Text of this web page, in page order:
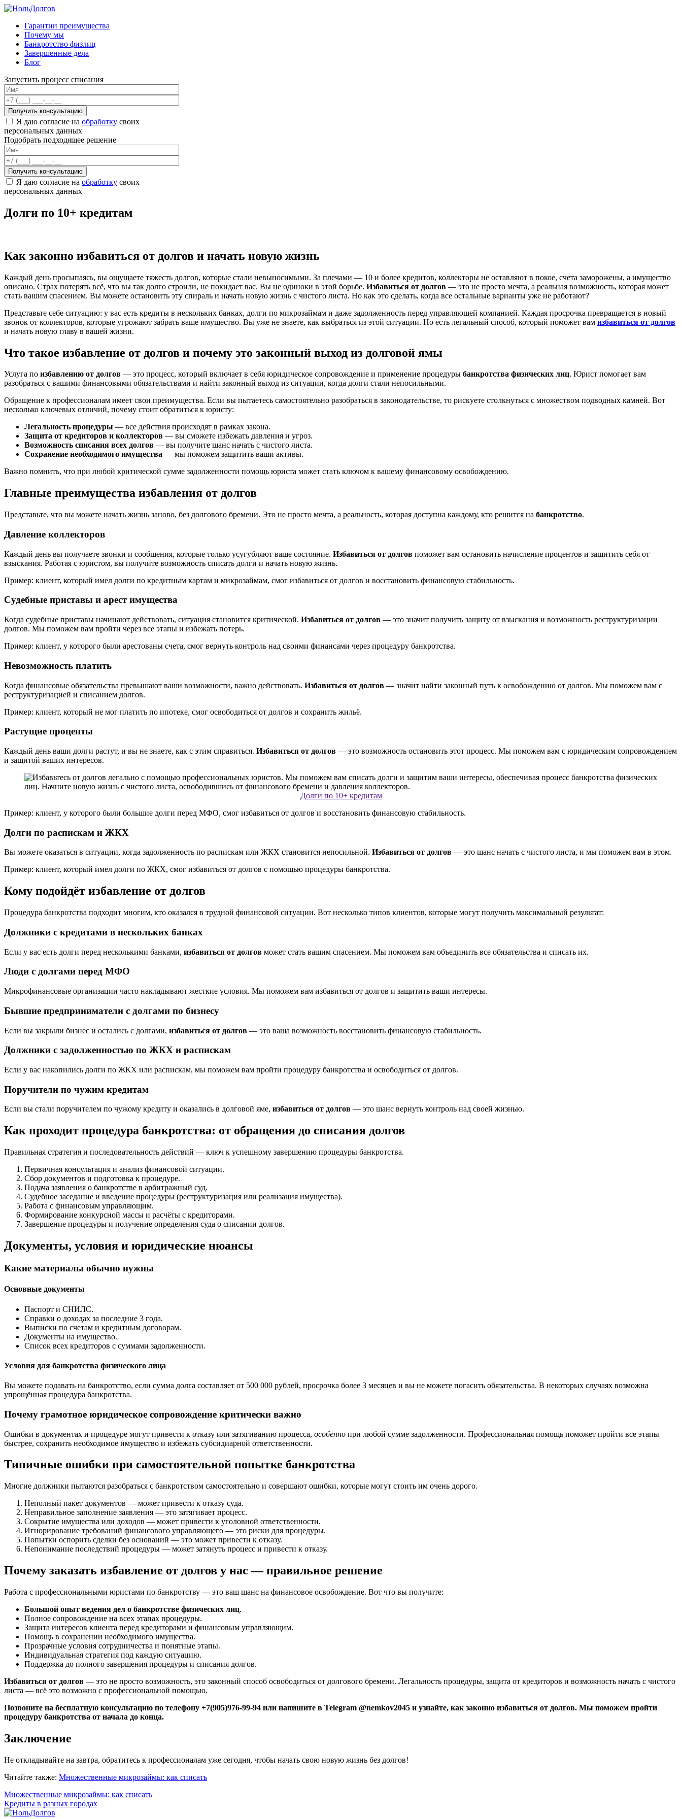
Skip
contentГарантии преимущества
Почему мы
Банкротство физлиц
Завершенные дела
Блог
Запустить процесс списания
Я даю согласие на обработку своих
персональных данных
Подобрать подходящее решение
Я даю согласие на обработку своих
персональных данных
Долги по 10+ кредитам
Как законно избавиться от долгов и начать новую жизнь
Каждый день просыпаясь, вы ощущаете тяжесть долгов, которые стали невыносимыми. За плечами — 10 и более кредитов, коллекторы не оставляют в покое, счета заморожены, а имущество
описано. Страх потерять всё, что вы так долго строили, не покидает вас. Вы не одиноки в этой борьбе. Избавиться от долгов — это не просто мечта, а реальная возможность, которая может
стать вашим спасением. Вы можете остановить эту спираль и начать новую жизнь с чистого листа. Но как это сделать, когда все остальные варианты уже не работают?
Представьте себе ситуацию: у вас есть кредиты в нескольких банках, долги по микрозаймам и даже задолженность перед управляющей компанией. Каждая просрочка превращается в новый
звонок от коллекторов, которые угрожают забрать ваше имущество. Вы уже не знаете, как выбраться из этой ситуации. Но есть легальный способ, который поможет вам избавиться от долгов
и начать новую главу в вашей жизни.
Что такое избавление от долгов и почему это законный выход из долговой ямы
Услуга по избавлению от долгов — это процесс, который включает в себя юридическое сопровождение и применение процедуры банкротства физических лиц. Юрист помогает вам
разобраться с вашими финансовыми обязательствами и найти законный выход из ситуации, когда долги стали непосильными.
Обращение к профессионалам имеет свои преимущества. Если вы пытаетесь самостоятельно разобраться в законодательстве, то рискуете столкнуться с множеством подводных камней. Вот
несколько ключевых отличий, почему стоит обратиться к юристу:
Легальность процедуры — все действия происходят в рамках закона.
Защита от кредиторов и коллекторов — вы сможете избежать давления и угроз.
Возможность списания всех долгов — вы получите шанс начать с чистого листа.
Сохранение необходимого имущества — мы поможем защитить ваши активы.
Важно помнить, что при любой критической сумме задолженности помощь юриста может стать ключом к вашему финансовому освобождению.
Главные преимущества избавления от долгов
Представьте, что вы можете начать жизнь заново, без долгового бремени. Это не просто мечта, а реальность, которая доступна каждому, кто решится на банкротство.
Давление коллекторов
Каждый день вы получаете звонки и сообщения, которые только усугубляют ваше состояние. Избавиться от долгов поможет вам остановить начисление процентов и защитить себя от
взыскания. Работая с юристом, вы получите возможность списать долги и начать новую жизнь.
Пример: клиент, который имел долги по кредитным картам и микрозаймам, смог избавиться от долгов и восстановить финансовую стабильность.
Судебные приставы и арест имущества
Когда судебные приставы начинают действовать, ситуация становится критической. Избавиться от долгов — это значит получить защиту от взыскания и возможность реструктуризации
долгов. Мы поможем вам пройти через все этапы и избежать потерь.
Пример: клиент, у которого были арестованы счета, смог вернуть контроль над своими финансами через процедуру банкротства.
Невозможность платить
Когда финансовые обязательства превышают ваши возможности, важно действовать. Избавиться от долгов — значит найти законный путь к освобождению от долгов. Мы поможем вам с
реструктуризацией и списанием долгов.
Пример: клиент, который не мог платить по ипотеке, смог освободиться от долгов и сохранить жильё.
Растущие проценты
Каждый день ваши долги растут, и вы не знаете, как с этим справиться. Избавиться от долгов — это возможность остановить этот процесс. Мы поможем вам с юридическим сопровождением
и защитой ваших интересов.
Долги по 10+ кредитам
Пример: клиент, у которого были большие долги перед МФО, смог избавиться от долгов и восстановить финансовую стабильность.
Долги по распискам и ЖКХ
Вы можете оказаться в ситуации, когда задолженность по распискам или ЖКХ становится непосильной. Избавиться от долгов — это шанс начать с чистого листа, и мы поможем вам в этом.
Пример: клиент, который имел долги по ЖКХ, смог избавиться от долгов с помощью процедуры банкротства.
Кому подойдёт избавление от долгов
Процедура банкротства подходит многим, кто оказался в трудной финансовой ситуации. Вот несколько типов клиентов, которые могут получить максимальный результат:
Должники с кредитами в нескольких банках
Если у вас есть долги перед несколькими банками, избавиться от долгов может стать вашим спасением. Мы поможем вам объединить все обязательства и списать их.
Люди с долгами перед МФО
Микрофинансовые организации часто накладывают жесткие условия. Мы поможем вам избавиться от долгов и защитить ваши интересы.
Бывшие предприниматели с долгами по бизнесу
Если вы закрыли бизнес и остались с долгами, избавиться от долгов — это ваша возможность восстановить финансовую стабильность.
Должники с задолженностью по ЖКХ и распискам
Если у вас накопились долги по ЖКХ или распискам, мы поможем вам пройти процедуру банкротства и освободиться от долгов.
Поручители по чужим кредитам
Если вы стали поручителем по чужому кредиту и оказались в долговой яме, избавиться от долгов — это шанс вернуть контроль над своей жизнью.
Как проходит процедура банкротства: от обращения до списания долгов
Правильная стратегия и последовательность действий — ключ к успешному завершению процедуры банкротства.
Первичная консультация и анализ финансовой ситуации.
Сбор документов и подготовка к процедуре.
Подача заявления о банкротстве в арбитражный суд.
Судебное заседание и введение процедуры (реструктуризация или реализация имущества).
Работа с финансовым управляющим.
Формирование конкурсной массы и расчёты с кредиторами.
Завершение процедуры и получение определения суда о списании долгов.
Документы, условия и юридические нюансы
Какие материалы обычно нужны
Основные документы
Паспорт и СНИЛС.
Справки о доходах за последние 3 года.
Выписки по счетам и кредитным договорам.
Документы на имущество.
Список всех кредиторов с суммами задолженности.
Условия для банкротства физического лица
Вы можете подавать на банкротство, если сумма долга составляет от 500 000 рублей, просрочка более 3 месяцев и вы не можете погасить обязательства. В некоторых случаях возможна
упрощённая процедура банкротства.
Почему грамотное юридическое сопровождение критически важно
Ошибки в документах и процедуре могут привести к отказу или затягиванию процесса, особенно при любой сумме задолженности. Профессиональная помощь поможет пройти все этапы
быстрее, сохранить необходимое имущество и избежать субсидиарной ответственности.
Типичные ошибки при самостоятельной попытке банкротства
Многие должники пытаются разобраться с банкротством самостоятельно и совершают ошибки, которые могут стоить им очень дорого.
Неполный пакет документов — может привести к отказу суда.
Неправильное заполнение заявления — это затягивает процесс.
Сокрытие имущества или доходов — может привести к уголовной ответственности.
Игнорирование требований финансового управляющего — это риски для процедуры.
Попытки оспорить сделки без оснований — это может привести к отказу.
Непонимание последствий процедуры — может затянуть процесс и привести к отказу.
Почему заказать избавление от долгов у нас — правильное решение
Работа с профессиональными юристами по банкротству — это ваш шанс на финансовое освобождение. Вот что вы получите:
Большой опыт ведения дел о банкротстве физических лиц.
Полное сопровождение на всех этапах процедуры.
Защита интересов клиента перед кредиторами и финансовым управляющим.
Помощь в сохранении необходимого имущества.
Прозрачные условия сотрудничества и понятные этапы.
Индивидуальная стратегия под каждую ситуацию.
Поддержка до полного завершения процедуры и списания долгов.
Избавиться от долгов — это не просто возможность, это законный способ освободиться от долгового бремени. Легальность процедуры, защита от кредиторов и возможность начать с чистого
листа — всё это возможно с профессиональной помощью.
Позвоните на бесплатную консультацию по телефону +7(905)976-99-94 или напишите в Telegram @nemkov2045 и узнайте, как законно избавиться от долгов. Мы поможем пройти
процедуру банкротства от начала до конца.
Заключение
Не откладывайте на завтра, обратитесь к профессионалам уже сегодня, чтобы начать свою новую жизнь без долгов!
Читайте также: Множественные микрозаймы: как списать
Навигация
по
Множественные микрозаймы: как списать
Кредиты в разных городах